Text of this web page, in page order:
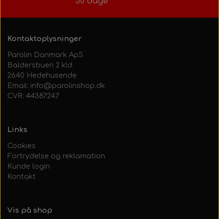
Kontaktoplysninger
Parolin Danmark ApS
Baldersbuen 2 kld.
2640 Hedehusende
Email: info@parolinshop.dk
CVR: 44387247
Links
Cookies
Fortrydelse og reklamation
Kunde login
Kontakt
Vis på shop